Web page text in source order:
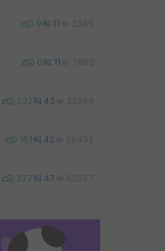
9 11 3385
0 11 7882
232 43 32399
151 42 59435
327 47 62657